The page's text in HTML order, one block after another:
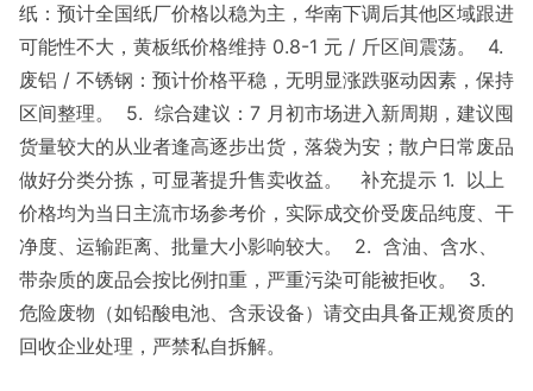
纸：预计全国纸厂价格以稳为主，华南下调后其他区域跟进
可能性不大，黄板纸价格维持 0.8-1 元 / 斤区间震荡。 4.
废铝 / 不锈钢：预计价格平稳，无明显涨跌驱动因素，保持
区间整理。 5. 综合建议：7 月初市场进入新周期，建议囤
货量较大的从业者逢高逐步出货，落袋为安；散户日常废品
做好分类分拣，可显著提升售卖收益。 补充提示 1. 以上
价格均为当日主流市场参考价，实际成交价受废品纯度、干
净度、运输距离、批量大小影响较大。 2. 含油、含水、
带杂质的废品会按比例扣重，严重污染可能被拒收。 3.
危险废物（如铅酸电池、含汞设备）请交由具备正规资质的
回收企业处理，严禁私自拆解。